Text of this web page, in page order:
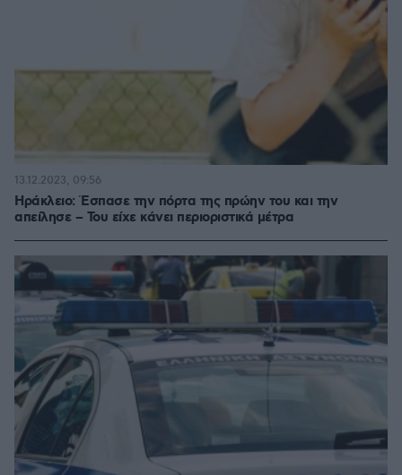
Ηράκλειο: Έσπασε την πόρτα της πρώην του και την
απείλησε – Του είχε κάνει περιοριστικά μέτρα
13.12.2023, 09:56